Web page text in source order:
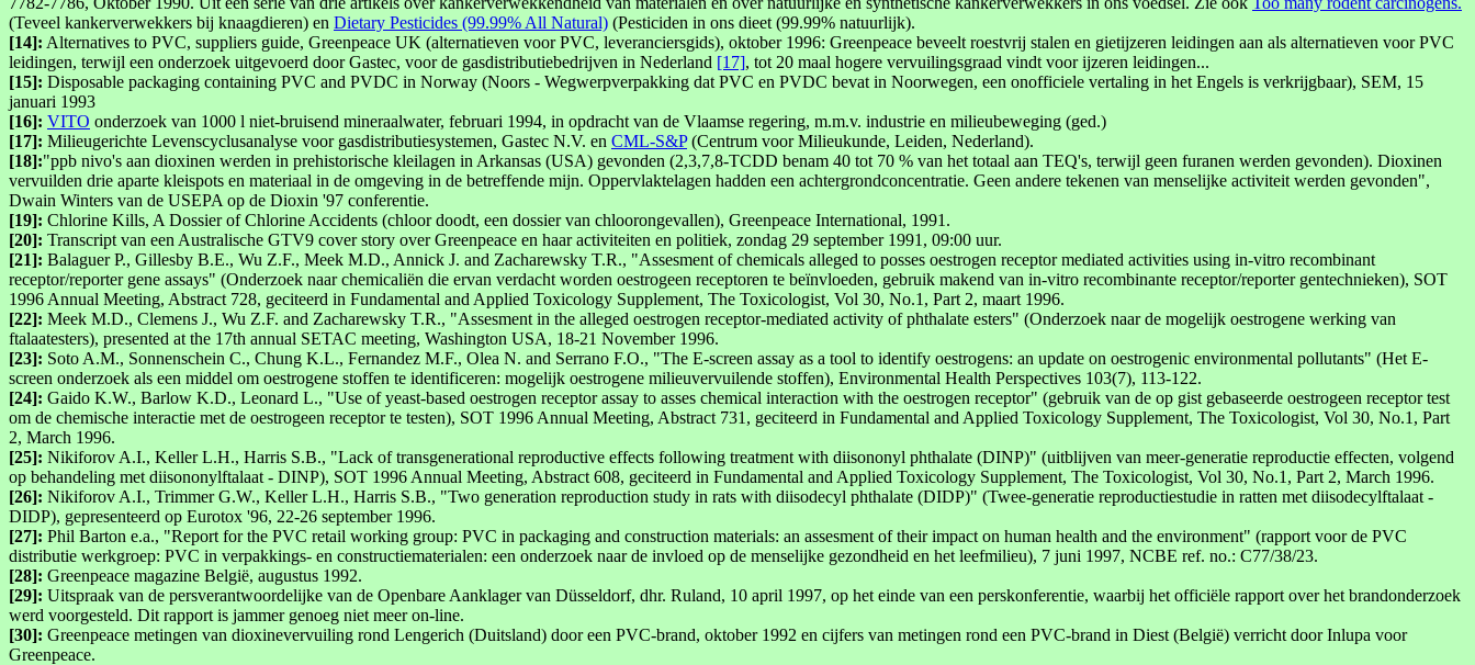
(Teveel kankerverwekkers bij knaagdieren) en Dietary Pesticides (99.99% All Natural) (Pesticiden in ons dieet (99.99% natuurlijk).
[14]: Alternatives to PVC, suppliers guide, Greenpeace UK (alternatieven voor PVC, leveranciersgids), oktober 1996: Greenpeace beveelt roestvrij stalen en gietijzeren leidingen aan als alternatieven voor PVC
leidingen, terwijl een onderzoek uitgevoerd door Gastec, voor de gasdistributiebedrijven in Nederland [17], tot 20 maal hogere vervuilingsgraad vindt voor ijzeren leidingen...
[15]: Disposable packaging containing PVC and PVDC in Norway (Noors - Wegwerpverpakking dat PVC en PVDC bevat in Noorwegen, een onofficiele vertaling in het Engels is verkrijgbaar), SEM, 15
januari 1993
[16]: VITO onderzoek van 1000 l niet-bruisend mineraalwater, februari 1994, in opdracht van de Vlaamse regering, m.m.v. industrie en milieubeweging (ged.)
[17]: Milieugerichte Levenscyclusanalyse voor gasdistributiesystemen, Gastec N.V. en CML-S&P(Centrum voor Milieukunde, Leiden, Nederland).
[18]:"ppb nivo's aan dioxinen werden in prehistorische kleilagen in Arkansas (USA) gevonden (2,3,7,8-TCDD benam 40 tot 70 % van het totaal aan TEQ's, terwijl geen furanen werden gevonden). Dioxinen
vervuilden drie aparte kleispots en materiaal in de omgeving in de betreffende mijn. Oppervlaktelagen hadden een achtergrondconcentratie. Geen andere tekenen van menselijke activiteit werden gevonden",
Dwain Winters van de USEPA op de Dioxin '97 conferentie.
[19]: Chlorine Kills, A Dossier of Chlorine Accidents (chloor doodt, een dossier van chloorongevallen), Greenpeace International, 1991.
[20]: Transcript van een Australische GTV9 cover story over Greenpeace en haar activiteiten en politiek, zondag 29 september 1991, 09:00 uur.
[21]: Balaguer P., Gillesby B.E., Wu Z.F., Meek M.D., Annick J. and Zacharewsky T.R., "Assesment of chemicals alleged to posses oestrogen receptor mediated activities using in-vitro recombinant
receptor/reporter gene assays" (Onderzoek naar chemicaliën die ervan verdacht worden oestrogeen receptoren te beïnvloeden, gebruik makend van in-vitro recombinante receptor/reporter gentechnieken), SOT
1996 Annual Meeting, Abstract 728, geciteerd in Fundamental and Applied Toxicology Supplement, The Toxicologist, Vol 30, No.1, Part 2, maart 1996.
[22]: Meek M.D., Clemens J., Wu Z.F. and Zacharewsky T.R., "Assesment in the alleged oestrogen receptor-mediated activity of phthalate esters" (Onderzoek naar de mogelijk oestrogene werking van
ftalaatesters), presented at the 17th annual SETAC meeting, Washington USA, 18-21 November 1996.
[23]: Soto A.M., Sonnenschein C., Chung K.L., Fernandez M.F., Olea N. and Serrano F.O., "The E-screen assay as a tool to identify oestrogens: an update on oestrogenic environmental pollutants" (Het E-
screen onderzoek als een middel om oestrogene stoffen te identificeren: mogelijk oestrogene milieuvervuilende stoffen), Environmental Health Perspectives 103(7), 113-122.
[24]: Gaido K.W., Barlow K.D., Leonard L., "Use of yeast-based oestrogen receptor assay to asses chemical interaction with the oestrogen receptor" (gebruik van de op gist gebaseerde oestrogeen receptor test
om de chemische interactie met de oestrogeen receptor te testen), SOT 1996 Annual Meeting, Abstract 731, geciteerd in Fundamental and Applied Toxicology Supplement, The Toxicologist, Vol 30, No.1, Part
2, March 1996.
[25]: Nikiforov A.I., Keller L.H., Harris S.B., "Lack of transgenerational reproductive effects following treatment with diisononyl phthalate (DINP)" (uitblijven van meer-generatie reproductie effecten, volgend
op behandeling met diisononylftalaat - DINP), SOT 1996 Annual Meeting, Abstract 608, geciteerd in Fundamental and Applied Toxicology Supplement, The Toxicologist, Vol 30, No.1, Part 2, March 1996.
[26]: Nikiforov A.I., Trimmer G.W., Keller L.H., Harris S.B., "Two generation reproduction study in rats with diisodecyl phthalate (DIDP)" (Twee-generatie reproductiestudie in ratten met diisodecylftalaat -
DIDP), gepresenteerd op Eurotox '96, 22-26 september 1996.
[27]: Phil Barton e.a., "Report for the PVC retail working group: PVC in packaging and construction materials: an assesment of their impact on human health and the environment" (rapport voor de PVC
distributie werkgroep: PVC in verpakkings- en constructiematerialen: een onderzoek naar de invloed op de menselijke gezondheid en het leefmilieu), 7 juni 1997, NCBE ref. no.: C77/38/23.
[28]: Greenpeace magazine België, augustus 1992.
[29]: Uitspraak van de persverantwoordelijke van de Openbare Aanklager van Düsseldorf, dhr. Ruland, 10 april 1997, op het einde van een perskonferentie, waarbij het officiële rapport over het brandonderzoek
werd voorgesteld. Dit rapport is jammer genoeg niet meer on-line.
[30]: Greenpeace metingen van dioxinevervuiling rond Lengerich (Duitsland) door een PVC-brand, oktober 1992 en cijfers van metingen rond een PVC-brand in Diest (België) verricht door Inlupa voor
Greenpeace.